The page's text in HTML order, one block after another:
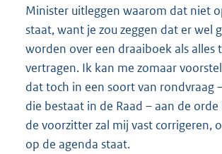
Minister uitleggen waarom dat niet
staat, want je zou zeggen dat er wel
worden over een draaiboek als alles
vertragen. Ik kan me zomaar
dat toch in een soort van rondvraag
die bestaat in de Raad – aan de
de voorzitter zal mij vast corrigeren,
op de agenda staat.